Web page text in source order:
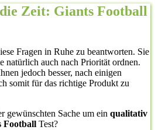
Zeit: Giants Football
Fragen in Ruhe zu beantworten. Sie
natürlich auch nach Priorität ordnen.
jedoch besser, nach einigen
somit für das richtige Produkt zu
gewünschten Sache um ein qualitativ
Football Test?